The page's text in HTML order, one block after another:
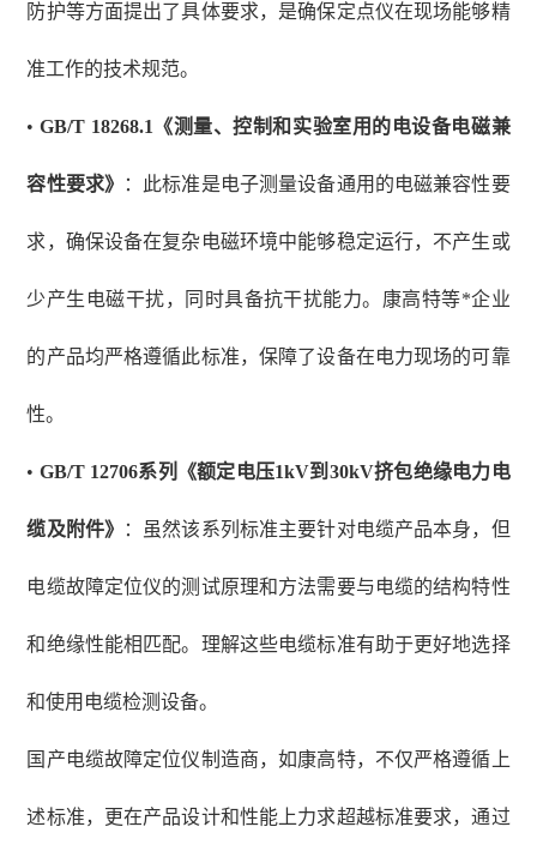
防护等方面提出了具体要求，是确保定点仪在现场能够精
准工作的技术规范。
• GB/T 18268.1《测量、控制和实验室用的电设备电磁兼
容性要求》 ：此标准是电子测量设备通用的电磁兼容性要
求，确保设备在复杂电磁环境中能够稳定运行，不产生或
少产生电磁干扰，同时具备抗干扰能力。康高特等*企业
的产品均严格遵循此标准，保障了设备在电力现场的可靠
性。
• GB/T 12706系列《额定电压1kV到30kV挤包绝缘电力电
缆及附件》 ：虽然该系列标准主要针对电缆产品本身，但
电缆故障定位仪的测试原理和方法需要与电缆的结构特性
和绝缘性能相匹配。理解这些电缆标准有助于更好地选择
和使用电缆检测设备。
国产电缆故障定位仪制造商，如康高特，不仅严格遵循上
述标准，更在产品设计和性能上力求超越标准要求，通过